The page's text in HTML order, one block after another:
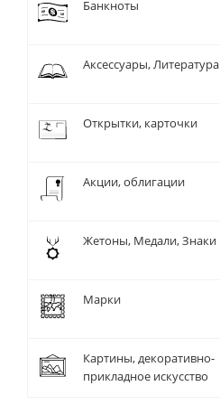
Банкноты
Аксессуары, Литература
Открытки, карточки
Акции, облигации
Жетоны, Медали, Знаки
Марки
Картины, декоративно-
прикладное искусство